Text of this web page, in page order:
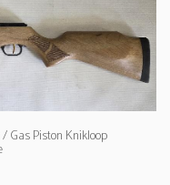
Gas Piston Knikloop